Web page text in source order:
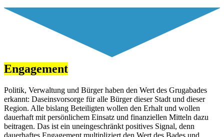
Engagement
Politik, Verwaltung und Bürger haben den Wert des Grugabades
erkannt: Daseinsvorsorge für alle Bürger dieser Stadt und dieser
Region. Alle bislang Beteiligten wollen den Erhalt und wollen
dauerhaft mit persönlichem Einsatz und finanziellen Mitteln dazu
beitragen. Das ist ein uneingeschränkt positives Signal, denn